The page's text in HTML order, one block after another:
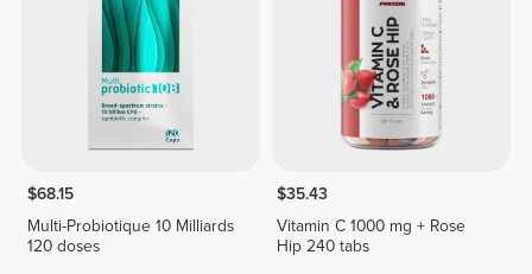
$68.15
Multi-Probiotique 10 Milliards
120 doses
$35.43
Vitamin C 1000 mg + Rose
Hip 240 tabs